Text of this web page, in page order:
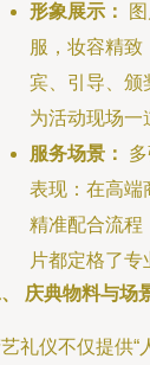
形象展示：
服，妆容精致
宾、引导、颁
为活动现场一
服务场景：
表现：在高端
精准配合流程
片都定格了专
庆典物料与场
礼仪不仅提供“